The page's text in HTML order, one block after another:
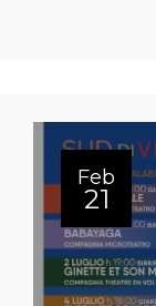
Feb
21